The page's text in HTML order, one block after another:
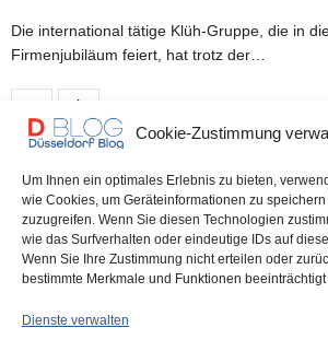
Cookie-Zustimmung
Um Ihnen ein optimales Erlebnis zu bieten,
wie Cookies, um Geräteinformationen zu
zuzugreifen. Wenn Sie diesen Technologien
wie das Surfverhalten oder eindeutige IDs auf
Wenn Sie Ihre Zustimmung nicht erteilen oder
bestimmte Merkmale und Funktionen
Dienste verwalten
Die international tätige Klüh-Gruppe, die in
Firmenjubiläum feiert, hat trotz der…
DÜSSELDORF 28. JANUAR 2022
Josef Klüh 80 – Feier
Dubai
Mit Ehefrau Ahlem und der Familie feiert